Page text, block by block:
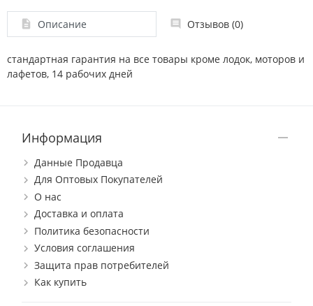
Описание Отзывов (0)
стандартная гарантия на все товары кроме лодок, моторов и
лафетов, 14 рабочих дней
Информация
Данные Продавца
Для Оптовых Покупателей
О нас
Доставка и оплата
Политика безопасности
Условия соглашения
Защита прав потребителей
Как купить